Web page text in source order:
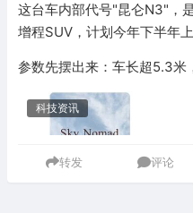
系统工具
这台车内部代号"昆仑N3"，
增程SUV，计划今年下半年上
参数先摆出来：车长超5.3米
科技资讯
转发 评论